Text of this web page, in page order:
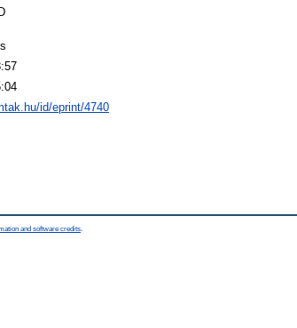
id/eprint/4740
and software credits